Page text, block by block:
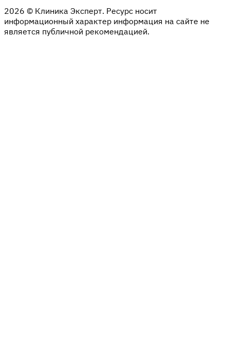
2026 © Клиника Эксперт. Ресурс носит
информационный характер информация на сайте не
является публичной рекомендацией.